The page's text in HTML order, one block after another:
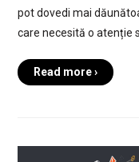
pot dovedi mai
care necesită o atenție
Read more ›